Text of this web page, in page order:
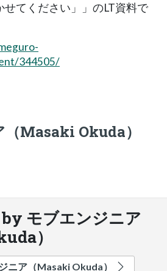
せてください」」のLT資料で
344505/
Masaki Okuda）
モブエンジニア
）
ニア（Masaki Okuda）